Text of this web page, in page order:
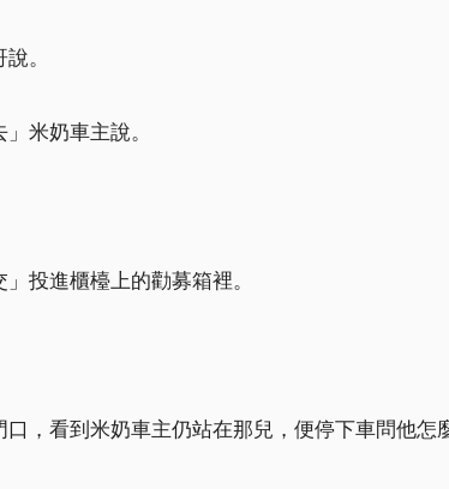
。
米奶車主說。
投進櫃檯上的勸募箱裡。
，看到米奶車主仍站在那兒，便停下車問他怎